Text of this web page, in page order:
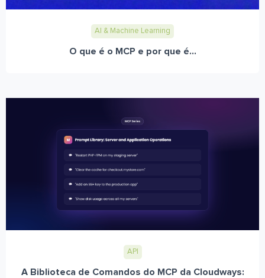
AI & Machine Learning
O que é o MCP e por que é...
API
A Biblioteca de Comandos do MCP da Cloudways: